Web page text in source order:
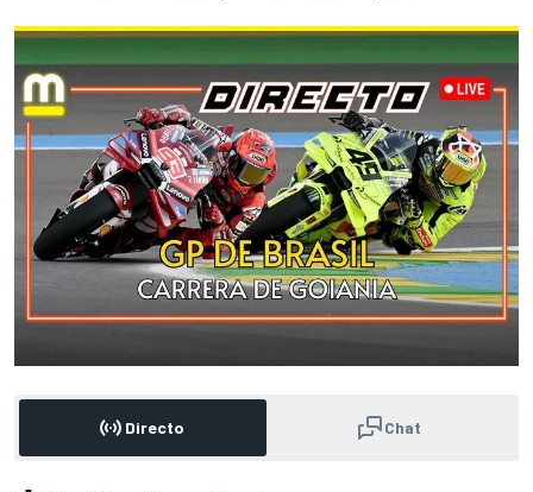
Directo Chat